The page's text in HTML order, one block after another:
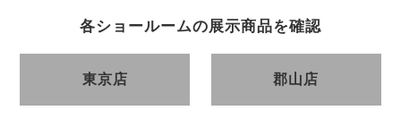
各ショールームの展示商品を確認
東京店 郡山店